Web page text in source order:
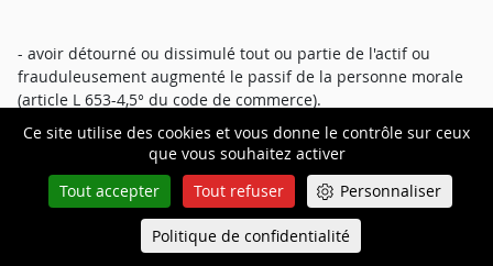
Ce site utilise des cookies et vous donne le contrôle sur ceux
que vous souhaitez activer
Tout accepter
Tout refuser Personnaliser
Politique de confidentialité
- avoir détourné ou dissimulé tout ou partie de l'actif ou
frauduleusement augmenté le passif de la personne morale
(article L 653-4,5° du code de commerce).
S'agissant du grief pris de l'abus des biens de la SNC Jak, s'il a
été établi que
Queue-Fair